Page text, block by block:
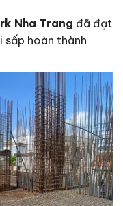
Nha Trang đã đạt
hoàn thành